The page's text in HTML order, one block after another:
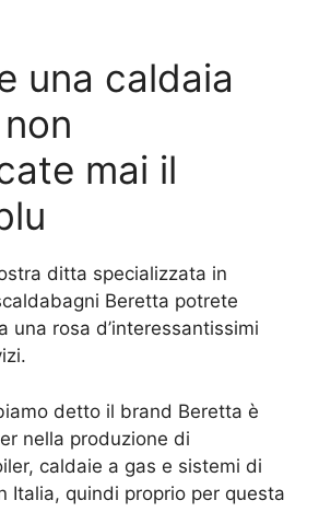
una caldaia
mai il
ditta specializzata in
Beretta potrete
una rosa d’interessantissimi
detto il brand Beretta è
nella produzione di
caldaie a gas e sistemi di
Italia, quindi proprio per questa